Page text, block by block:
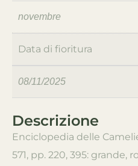
novembre
Data di fioritura
08/11/2025
Descrizione
Enciclopedia delle
571, pp. 220, 395: grande,